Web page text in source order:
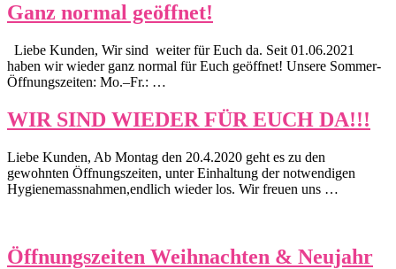
Ganz normal geöffnet!
Liebe Kunden, Wir sind weiter für Euch da. Seit 01.06.2021
haben wir wieder ganz normal für Euch geöffnet! Unsere Sommer-
Öffnungszeiten: Mo.–Fr.: …
WIR SIND WIEDER FÜR EUCH DA!!!
Liebe Kunden, Ab Montag den 20.4.2020 geht es zu den
gewohnten Öffnungszeiten, unter Einhaltung der notwendigen
Hygienemassnahmen,endlich wieder los. Wir freuen uns …
Öffnungszeiten Weihnachten & Neujahr